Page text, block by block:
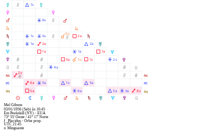
M N
O
O
O
P
P
P
Q
Q
Q
R
R
R
S
S
S
T
T
T
U
U
U
V
V
V
Y
Y
Y
W
W
X
X
l
l
Ò
Ó
Ò
Ä Ó
2s
Á 1s
Â 1s
Â 1a
5a
Ä 6a
Â 6s
Â 0s
Ä 2a
Ã 1a
Ó
Ò
Ó
Â 5a
Ò
Ò
Â 4a
À Ò
6a
Ã 5a
Á 1s
Ã 2a
Â 1a
À 3a
Â 6a
Á 2a
Ã 1s
Á 5a
Ã 1a
Â 2s
Á 5a
Ó
Â 3a
Ò
Ä 8s
Ó
Mel Gibson
03/01/1956 (Sab) às 16:45
EmPeekskill (NY) - EUA
73° 55' Oeste /41° 17' Norte
f Placidus - Orbe prop.
UTC 21:45
Minguante
o